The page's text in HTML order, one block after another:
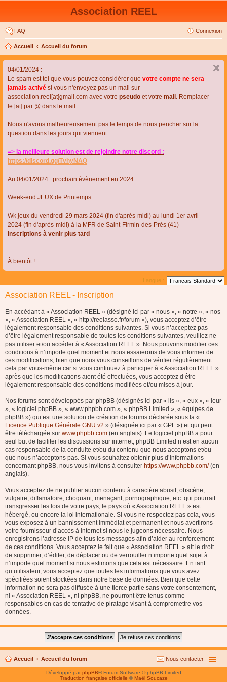
Association REEL
FAQ Connexion
Accueil Accueil du forum
04/01/2024 :
Le spam est tel que vous pouvez considérer que votre compte ne sera
jamais activé si vous n'envoyez pas un mail sur
association.reel[at]gmail.com avec votre pseudo et votre mail . Remplacer
le [at] par @ dans le mail.
Nous n'avons malheureusement pas le temps de nous pencher sur la
question dans les jours qui viennent.
=> la meilleure solution est de rejoindre notre discord :
https://discord.gg/TvhyNAQ
Au 04/01/2024 : prochain évènement en 2024
Week-end JEUX de Printemps :
Wk jeux du vendredi 29 mars 2024 (fin d'après-midi) au lundi 1er avril
2024 (fin d'après-midi) à la MFR de Saint-Firmin-des-Près (41)
Inscriptions à venir plus tard
À bientôt !
Langue :
Association REEL - Inscription
En accédant à « Association REEL » (désigné ici par « nous », « notre », « nos
», « Association REEL », « http://reelasso.fr/forum »), vous acceptez d’être
légalement responsable des conditions suivantes. Si vous n’acceptez pas
d’être légalement responsable de toutes les conditions suivantes, veuillez ne
pas utiliser et/ou accéder à « Association REEL ». Nous pouvons modifier ces
conditions à n’importe quel moment et nous essaierons de vous informer de
ces modifications, bien que nous vous conseillons de vérifier régulièrement
cela par vous-même car si vous continuez à participer à « Association REEL »
après que les modifications aient été effectuées, vous acceptez d’être
légalement responsable des conditions modifiées et/ou mises à jour.
Nos forums sont développés par phpBB (désignés ici par « ils », « eux », « leur
», « logiciel phpBB », « www.phpbb.com », « phpBB Limited », « équipes de
phpBB ») qui est une solution de création de forums déclarée sous la «
Licence Publique Générale GNU v2 » (désignée ici par « GPL ») et qui peut
être téléchargée sur www.phpbb.com (en anglais). Le logiciel phpBB a pour
seul but de faciliter les discussions sur internet, phpBB Limited n’est en aucun
cas responsable de la conduite et/ou du contenu que nous acceptons et/ou
que nous n’acceptons pas. Si vous souhaitez obtenir plus d’informations
concernant phpBB, nous vous invitons à consulter https://www.phpbb.com/(en
anglais).
Vous acceptez de ne publier aucun contenu à caractère abusif, obscène,
vulgaire, diffamatoire, choquant, menaçant, pornographique, etc. qui pourrait
transgresser les lois de votre pays, le pays où « Association REEL » est
hébergé, ou encore la loi internationale. Si vous ne respectez pas cela, vous
vous exposez à un bannissement immédiat et permanent et nous avertirons
votre fournisseur d’accès à internet si nous le jugeons nécessaire. Nous
enregistrons l’adresse IP de tous les messages afin d’aider au renforcement
de ces conditions. Vous acceptez le fait que « Association REEL » ait le droit
de supprimer, d’éditer, de déplacer ou de verrouiller n’importe quel sujet à
n’importe quel moment si nous estimons que cela est nécessaire. En tant
qu’utilisateur, vous acceptez que toutes les informations que vous avez
spécifiées soient stockées dans notre base de données. Bien que cette
information ne sera pas diffusée à une tierce partie sans votre consentement,
ni « Association REEL », ni phpBB, ne pourront être tenus comme
responsables en cas de tentative de piratage visant à compromettre vos
données.
Accueil Accueil du forum Nous contacter
Développé parphpBB® Forum Software © phpBB Limited
Traduction française officielle © Maël Soucaze